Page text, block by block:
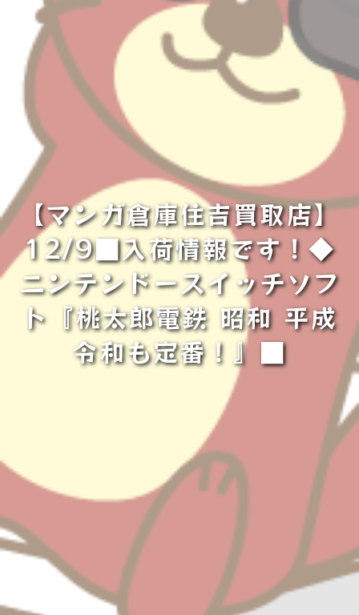
【マンガ倉庫住吉買取店】
12/9■入荷情報です！◆
ニンテンドースイッチソフ
ト『桃太郎電鉄 昭和 平成
令和も定番！』■